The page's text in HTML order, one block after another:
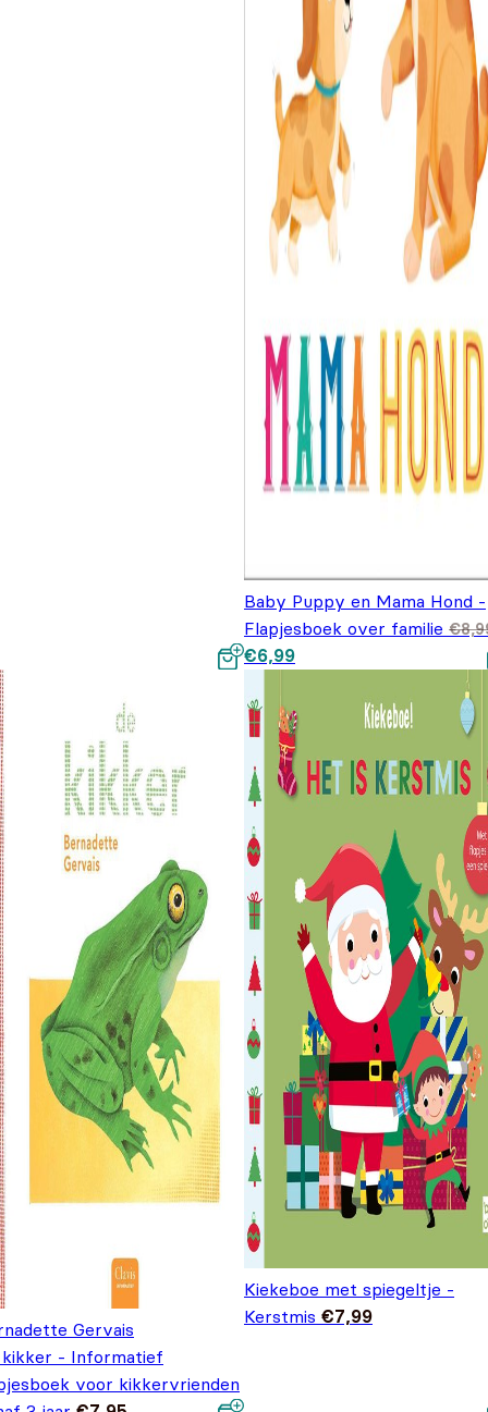
Baby Puppy en Mama Hond -
Flapjesboek over familie €
Oorspronkelijke prijs was:
€8,99.
€6,99Huidige prijs is: €6,99.
Gervais
kikker - Informatief
voor kikkervrienden
Kiekeboe met spiegeltje -
Kerstmis €7,99